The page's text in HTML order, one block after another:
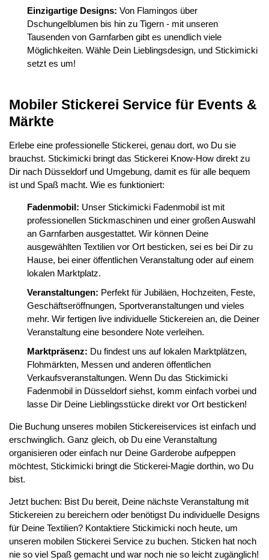
Einzigartige Designs: Von Flamingos über
Dschungelblumen bis hin zu Tigern - mit unseren
Tausenden von Garnfarben gibt es unendlich viele
Möglichkeiten. Wähle Dein Lieblingsdesign, und Stickimicki
setzt es um!
Mobiler Stickerei Service für Events &
Märkte
Erlebe eine professionelle Stickerei, genau dort, wo Du sie
brauchst. Stickimicki bringt das Stickerei Know-How direkt zu
Dir nach Düsseldorf und Umgebung, damit es für alle bequem
ist und Spaß macht. Wie es funktioniert:
Fadenmobil: Unser Stickimicki Fadenmobil ist mit
professionellen Stickmaschinen und einer großen Auswahl
an Garnfarben ausgestattet. Wir können Deine
ausgewählten Textilien vor Ort besticken, sei es bei Dir zu
Hause, bei einer öffentlichen Veranstaltung oder auf einem
lokalen Marktplatz.
Veranstaltungen: Perfekt für Jubiläen, Hochzeiten, Feste,
Geschäftseröffnungen, Sportveranstaltungen und vieles
mehr. Wir fertigen live individuelle Stickereien an, die Deiner
Veranstaltung eine besondere Note verleihen.
Marktpräsenz: Du findest uns auf lokalen Marktplätzen,
Flohmärkten, Messen und anderen öffentlichen
Verkaufsveranstaltungen. Wenn Du das Stickimicki
Fadenmobil in Düsseldorf siehst, komm einfach vorbei und
lasse Dir Deine Lieblingsstücke direkt vor Ort besticken!
Die Buchung unseres mobilen Stickereiservices ist einfach und
erschwinglich. Ganz gleich, ob Du eine Veranstaltung
organisieren oder einfach nur Deine Garderobe aufpeppen
möchtest, Stickimicki bringt die Stickerei-Magie dorthin, wo Du
bist.
Jetzt buchen: Bist Du bereit, Deine nächste Veranstaltung mit
Stickereien zu bereichern oder benötigst Du individuelle Designs
für Deine Textilien? Kontaktiere Stickimicki noch heute, um
unseren mobilen Stickerei Service zu buchen. Sticken hat noch
nie so viel Spaß gemacht und war noch nie so leicht zugänglich!